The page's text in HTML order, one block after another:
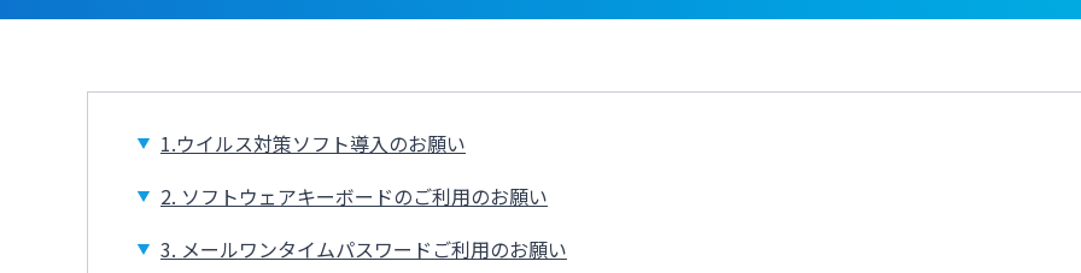
1.ウイルス対策ソフト導入のお願い
2. ソフトウェアキーボードのご利用のお願い
3. メールワンタイムパスワードご利用のお願い